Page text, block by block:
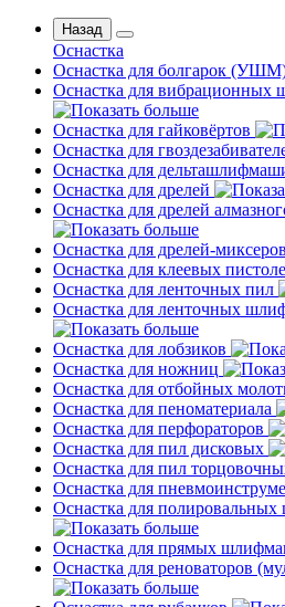
Назад
Оснастка
Оснастка для болгарок
Оснастка для
Оснастка для гайковёртов
Оснастка для
Оснастка для
Оснастка для дрелей
Оснастка для дрелей
Оснастка для дрелей-миксеров
Оснастка для клеевых
Оснастка для ленточных пил
Оснастка для ленточных
Оснастка для лобзиков
Оснастка для ножниц
Оснастка для отбойных
Оснастка для пеноматериала
Оснастка для перфораторов
Оснастка для пил дисковых
Оснастка для пил
Оснастка для
Оснастка для
Оснастка для прямых
Оснастка для реноваторов